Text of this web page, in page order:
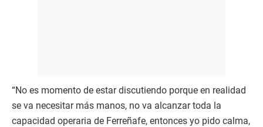
“No es momento de estar discutiendo porque en realidad
se va necesitar más manos, no va alcanzar toda la
capacidad operaria de Ferreñafe, entonces yo pido calma,